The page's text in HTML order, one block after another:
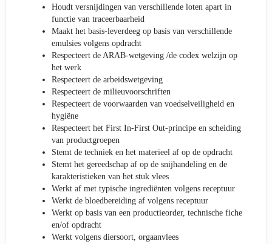
Houdt versnijdingen van verschillende loten apart in
functie van traceerbaarheid
Maakt het basis-leverdeeg op basis van verschillende
emulsies volgens opdracht
Respecteert de ARAB-wetgeving /de codex welzijn op
het werk
Respecteert de arbeidswetgeving
Respecteert de milieuvoorschriften
Respecteert de voorwaarden van voedselveiligheid en
hygiëne
Respecteert het First In-First Out-principe en scheiding
van productgroepen
Stemt de techniek en het materieel af op de opdracht
Stemt het gereedschap af op de snijhandeling en de
karakteristieken van het stuk vlees
Werkt af met typische ingrediënten volgens receptuur
Werkt de bloedbereiding af volgens receptuur
Werkt op basis van een productieorder, technische fiche
en/of opdracht
Werkt volgens diersoort, orgaanvlees